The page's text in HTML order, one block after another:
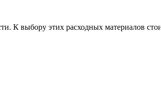
выбору этих расходных материалов